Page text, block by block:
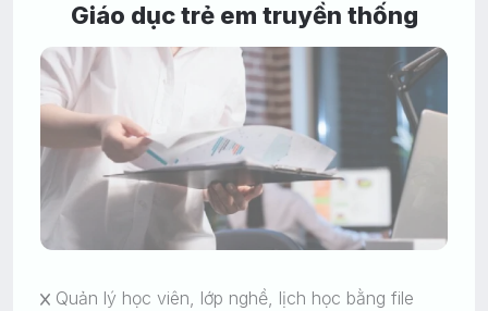
Giáo dục trẻ em truyền thống
Quản lý học viên, lớp nghề, lịch học bằng file